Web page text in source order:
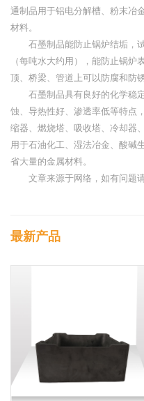
通制品用于铝电分解槽、粉末冶
材料。
石墨制品能防止锅炉结垢，
（每吨水大约用），能防止锅
顶、桥梁、管道上可以防腐和防锈
石墨制品具有良好的化学稳
蚀、导热性好、渗透率低等特点
缩器、燃烧塔、吸收塔、冷却器
用于石油化工、湿法冶金、酸碱
省大量的金属材料。
文章来源于网络，如有问题
最新产品